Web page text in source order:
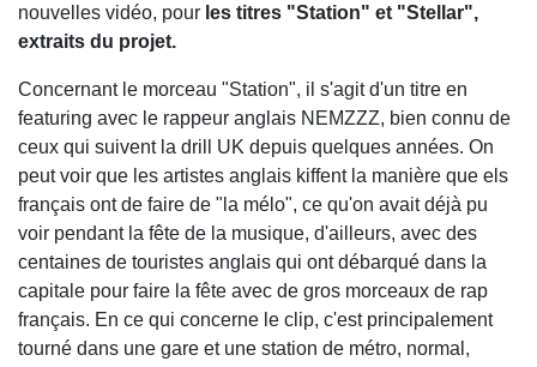
nouvelles vidéo, pour les titres "Station" et "Stellar",
extraits du projet.
Concernant le morceau "Station", il s'agit d'un titre en
featuring avec le rappeur anglais NEMZZZ, bien connu de
ceux qui suivent la drill UK depuis quelques années. On
peut voir que les artistes anglais kiffent la manière que els
français ont de faire de "la mélo", ce qu'on avait déjà pu
voir pendant la fête de la musique, d'ailleurs, avec des
centaines de touristes anglais qui ont débarqué dans la
capitale pour faire la fête avec de gros morceaux de rap
français. En ce qui concerne le clip, c'est principalement
tourné dans une gare et une station de métro, normal,